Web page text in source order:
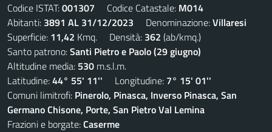
Codice ISTAT:001307 Codice Catastale: M014
Abitanti: 3891 AL 31/12/2023 Denominazione:Villaresi
Superficie: 11,42 Kmq. Densità: 362 (ab/kmq.)
Santo patrono:Santi Pietro e Paolo (29 giugno)
Altitudine media: 530 m.s.l.m.
Latitudine:44° 55' 11'' Longitudine: 7° 15' 01''
Comuni limitrofi: Pinerolo, Pinasca, Inverso Pinasca, San
Germano Chisone, Porte, San Pietro Val Lemina
Frazioni e borgate:Caserme